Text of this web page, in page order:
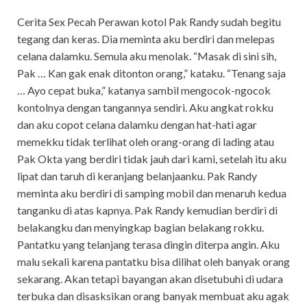
Cerita Sex Pecah Perawan kotol Pak Randy sudah begitu
tegang dan keras. Dia meminta aku berdiri dan melepas
celana dalamku. Semula aku menolak. “Masak di sini sih,
Pak … Kan gak enak ditonton orang,” kataku. “Tenang saja
… Ayo cepat buka,” katanya sambil mengocok-ngocok
kontolnya dengan tangannya sendiri. Aku angkat rokku
dan aku copot celana dalamku dengan hat-hati agar
memekku tidak terlihat oleh orang-orang di lading atau
Pak Okta yang berdiri tidak jauh dari kami, setelah itu aku
lipat dan taruh di keranjang belanjaanku. Pak Randy
meminta aku berdiri di samping mobil dan menaruh kedua
tanganku di atas kapnya. Pak Randy kemudian berdiri di
belakangku dan menyingkap bagian belakang rokku.
Pantatku yang telanjang terasa dingin diterpa angin. Aku
malu sekali karena pantatku bisa dilihat oleh banyak orang
sekarang. Akan tetapi bayangan akan disetubuhi di udara
terbuka dan disasksikan orang banyak membuat aku agak